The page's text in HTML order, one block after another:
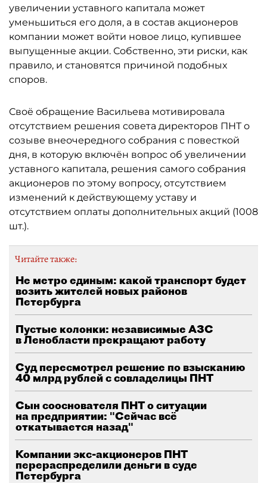
увеличении уставного капитала может
уменьшиться его доля, а в состав акционеров
компании может войти новое лицо, купившее
выпущенные акции. Собственно, эти риски, как
правило, и становятся причиной подобных
споров.
Своё обращение Васильева мотивировала
отсутствием решения совета директоров ПНТ о
созыве внеочередного собрания с повесткой
дня, в которую включён вопрос об увеличении
уставного капитала, решения самого собрания
акционеров по этому вопросу, отсутствием
изменений к действующему уставу и
отсутствием оплаты дополнительных акций (1008
шт.).
Читайте также:
Не метро единым: какой транспорт будет
возить жителей новых районов
Петербурга
Пустые колонки: независимые АЗС
в Ленобласти прекращают работу
Суд пересмотрел решение по взысканию
40 млрд рублей с совладелицы ПНТ
Сын сооснователя ПНТ о ситуации
на предприятии: "Сейчас всё
откатывается назад"
Компании экс-акционеров ПНТ
перераспределили деньги в суде
Петербурга